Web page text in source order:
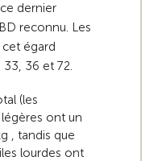
dernier
reconnu. Les
égard
36 et 72.
(les
ont un
, tandis que
lourdes ont